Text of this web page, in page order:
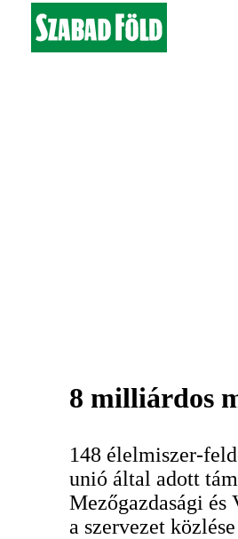
8 milliárdos
148 élelmiszer-
unió által adott
Mezőgazdasági
a szervezet